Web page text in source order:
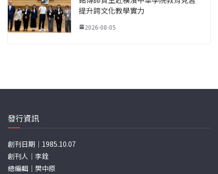
提升跨文化教學實力
2026-08-05
發行資訊
創刊日期｜1985.10.07
創刊人｜李銓
總編輯｜樊中原